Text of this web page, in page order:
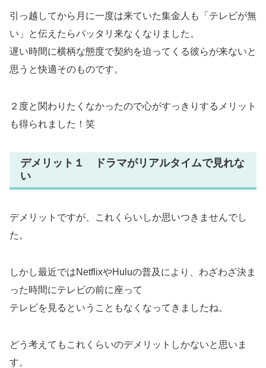
引っ越してから月に一度は来ていた集金人も「テレビが無
い」と伝えたらパッタリ来なくなりました。
遅い時間に横柄な態度で契約を迫ってくる彼らが来ないと
思うと快適そのものです。
２度と関わりたくなかったので心がすっきりするメリット
も得られました！笑
デメリット１ ドラマがリアルタイムで見れな
い
デメリットですが、これくらいしか思いつきませんでし
た。
しかし最近ではNetflixやHuluの普及により、わざわざ決ま
った時間にテレビの前に座って
テレビを見るということもなくなってきましたね。
どう考えてもこれくらいのデメリットしかないと思いま
す。